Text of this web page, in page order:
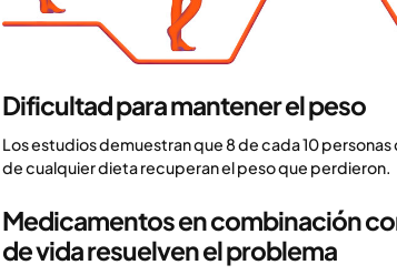
Dificultad para mantener el peso
Los estudios demuestran que 8 de cada 10
de cualquier dieta recuperan el peso que perdieron.
Medicamentosen combinación
de vida resuelven el problema